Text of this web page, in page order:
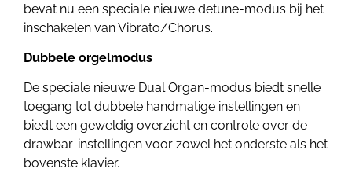
bevat nu een speciale nieuwe detune-modus bij het
inschakelen van Vibrato/Chorus.
Dubbele orgelmodus
De speciale nieuwe Dual Organ-modus biedt snelle
toegang tot dubbele handmatige instellingen en
biedt een geweldig overzicht en controle over de
drawbar-instellingen voor zowel het onderste als het
bovenste klavier.